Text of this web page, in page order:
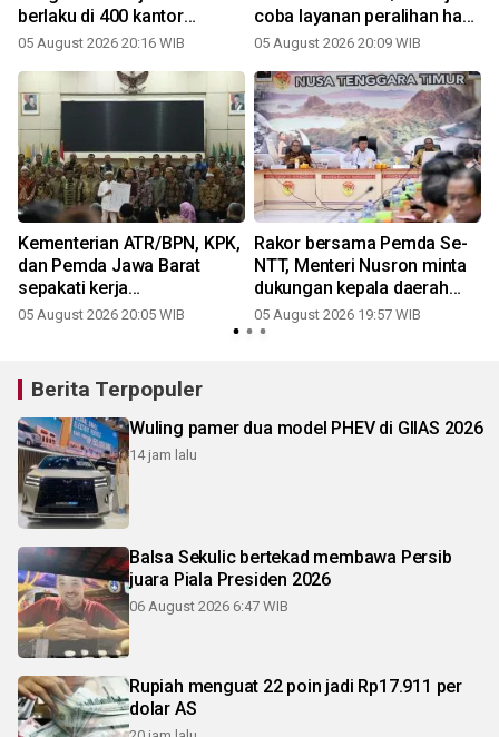
berlaku di 400 kantor
pertanahan
05 August 2026 20:16 WIB
coba layanan peralihan hak
10 hari di 15 kantah
05 August 2026 20:09 WIB
Kementerian ATR/BPN, KPK,
dan Pemda Jawa Barat
sepakati kerja
samapencegahan korupsi
05 August 2026 20:05 WIB
Rakor bersama Pemda Se-
NTT, Menteri Nusron minta
dukungan kepala daerah
wujudkan transformasi
layanan pertanahan
05 August 2026 19:57 WIB
Berita Terpopuler
Wuling pamer dua model PHEV di GIIAS 2026
14 jam lalu
Balsa Sekulic bertekad membawa Persib
juara Piala Presiden 2026
06 August 2026 6:47 WIB
Rupiah menguat 22 poin jadi Rp17.911 per
dolar AS